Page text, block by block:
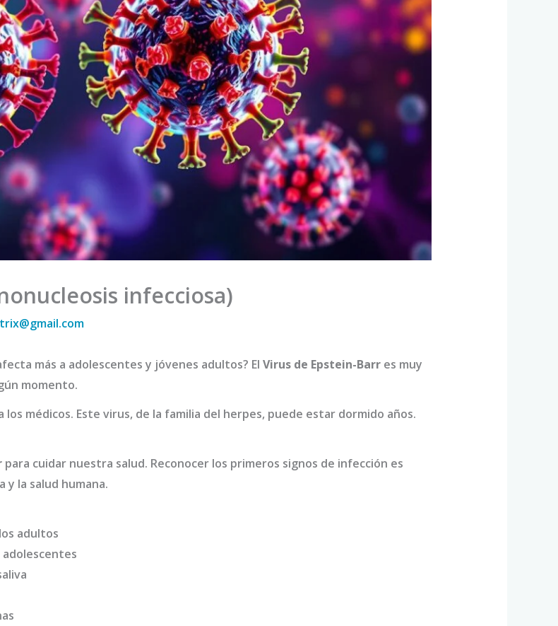
infecciosa)
más a adolescentes y jóvenes adultos? El Virus de Epstein-Barres muy
momento.
los médicos. Este virus, de la familia del herpes, puede estar dormido años.
para cuidar nuestra salud. Reconocer los primeros signos de infección es
y la salud humana.
adultos